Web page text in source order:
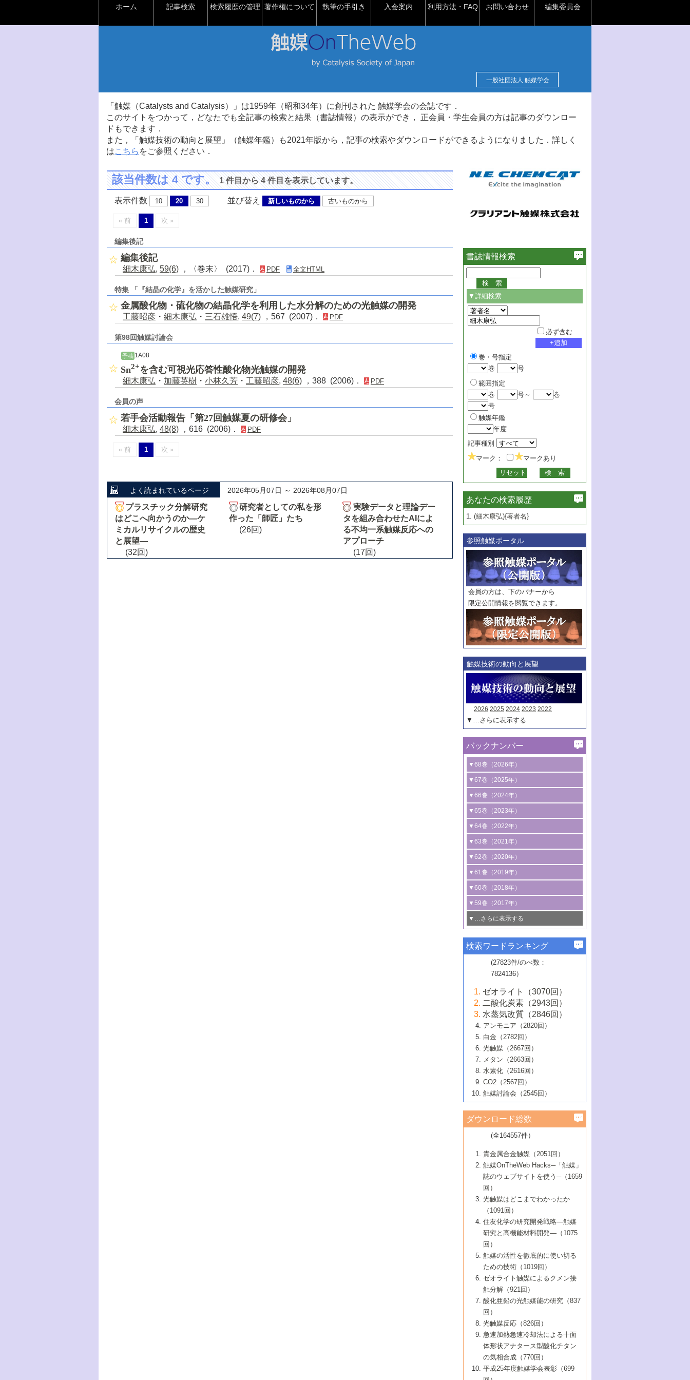
ホーム 記事検索 検索履歴の管理 著作権について 執筆の手引き 入会案内 利用方法・FAQ お問い合わせ 編集委員会
一般社団法人 触媒学会
「触媒（Catalysts and Catalysis）」は1959年（昭和34年）に創刊された 触媒学会の会誌です．
このサイトをつかって，どなたでも全記事の検索と結果（書誌情報）の表示ができ， 正会員・学生会員の方は記事のダウンロー
ドもできます．
また，「触媒技術の動向と展望」（触媒年鑑）も2021年版から，記事の検索やダウンロードができるようになりました．詳しく
はこちら をご参照ください．
該当件数は 4 です。1 件目から 4 件目を表示しています。
表示件数 10 20 30 並び替え 新しいものから 古いものから
« 前 1 次 »
編集後記
編集後記
細木康弘, 59(6) ，〈巻末〉 (2017)． PDF 全文HTML
特集 「『結晶の化学』を活かした触媒研究」
金属酸化物・硫化物の結晶化学を利用した水分解のための光触媒の開発
工藤昭彦 ・ 細木康弘 ・ 三石雄悟, 49(7) ，567 (2007)． PDF
第98回触媒討論会
予稿1A08
Sn2+を含む可視光応答性酸化物光触媒の開発
細木康弘 ・ 加藤英樹 ・ 小林久芳 ・ 工藤昭彦, 48(6) ，388 (2006)． PDF
会員の声
若手会活動報告「第27回触媒夏の研修会」
細木康弘, 48(8) ，616 (2006)． PDF
« 前 1 次 »
よく読まれているページ 2026年05月07日 ～ 2026年08月07日
プラスチック分解研究
はどこへ向かうのか―ケ
ミカルリサイクルの歴史
と展望―
(32回)
研究者としての私を形
作った「師匠」たち
(26回)
実験データと理論デー
タを組み合わせたAIによ
る不均一系触媒反応への
アプローチ
(17回)
書誌情報検索
▼詳細検索
必ず含む
巻・号指定
巻
号
範囲指定
巻
号～
巻
号
触媒年鑑
年度
記事種別
マーク：
マークあり
あなたの検索履歴
1. (細木康弘){著者名}
参照触媒ポータル
会員の方は、下のバナーから
限定公開情報を閲覧できます。
触媒技術の動向と展望
2026 2025 2024 2023 2022
▼…さらに表示する
バックナンバー
▼68巻（2026年）
1号 過酸化水素合成に関する研究動向
2号 コンピューター技術により加速する
触媒開発
3号 有機分子変換やCO 資源化のための
光触媒に関する最近の研究
B号 第137回触媒討論会（2026年）
▼67巻（2025年）
1号 CO
水素化によるグリーン燃料/グリ
ーンケミカル製造
2号 水素製造のための水分解技術に関す
る最近の研究
3号 オレフィン系樹脂の精密合成に関す
る最新技術
4号 アルコール類の効率的変換を実現す
る非貴金属触媒の研究動向
5号 ゼオライトの合成と応用における研
究動向
6号 ヘテロ接合界面
B号 第135回触媒討論会（2025年）
▼66巻（2024年）
1号 低次元ナノ構造を有する触媒材料
2号 規制反応場を活用した固体触媒研究
の新展開
3号 未踏分子変換を目指した酸化触媒プ
ロセスの最前線
4号 シンクロトロン放射光および中性子
線を利用した触媒解析技術の最先端
5号 単原子触媒
6号 参照触媒委員会からのお知らせ
B号 第133回触媒討論会（2023年）
▼65巻（2023年）
1号 炭素が関わる触媒機能
2号 プラスチックケミカルリサイクルの
ための触媒技術
3号 非酸化物系金属化合物を基盤とした
触媒材料の開発
4号 格子酸素・格子酸素欠陥を利用した
触媒反応
5号 生体触媒によるエネルギー変換反応
6号 窒素とリンの循環のための触媒・機
能性材料
▼64巻（2022年）
1号 合成ガス製造とCOを用いるケミカル
ズ合成の最新動向
2号 化学品合成のための合金触媒開発
3号 CO の排出削減および有効活用のた
めの触媒技術
4号 若手による情報発信企画～とびたて
若き触媒の研究者たち～（1）
若き触媒の研究者たち～（2）
6号 石油のノーブル・ユースを志向した
触媒技術
大学：オンライン・対面開催）
▼63巻（2021年）
1号 金触媒の新展開
2号 ペロブスカイト
3号 特殊反応場を利用した触媒的分子変
換反応
4号 多孔質材料を用いた触媒の新展開
5号 情報学的手法を用いた触媒開発
6号 カーボンニュートラルに向けた電解
技術
B号 第127回触媒討論会（2021年・オン
ライン開催(Zoom)のみ）
▼62巻（2020年）
1号 触媒設計を拓く欠陥構造のキャラク
タリゼーション
2号 機能化学品製造に資するクリーンな
触媒的酸化反応
3号 水処理のための触媒化学
4号 光触媒を用いた水分解の最新の研究
動向
5号 次世代の触媒プロセスを支えるマイ
6号 メタン転換技術の最新動向
B号 第125回触媒討論会（2020年・工学
院大学）
▼61巻（2019年）
1号 物質移動制御に着目した触媒プロセ
ス開発
2号 CO2 フリー水素サプライチェーンに
関わる触媒開発動向
3号 精密高分子合成に関する最近の研究
動向
4号 バイオマス化成品製造のための触媒
5号 固体触媒による含窒素有機化合物変
換の最前線
6号 貴金属使用量低減に向けた自動車排
ガス浄化触媒の開発
B号 第123回触媒討論会（2019年・大阪
▼60巻（2018年）
1号 固体酸触媒の最新の研究動向
2号 二酸化炭素からの有用化学品合成
3号 ナノ粒子・クラスター触媒の最前線
4号 60周年記念企画
5号 進化するゼオライト合成技術
6号 非貴金属系触媒における電気化学的
B号 第121回触媒討論会（2018年・東京
大学）
▼59巻（2017年）
1号 いたるところに，触媒
最先端技術
3号 無機分離膜材料の開発と触媒反応プ
ロセスへの適用
5号 水素のふるまいを解き明かす最先端
研究
6号 低級アルカンの有効利用のための触
媒技術
B号 第119回触媒討論会（2017年・首都
大学東京）
▼…さらに表示する
1号 ユニークな構造の高分子を生み出す触
2号 リグニンからの化成品製造に向けた触
媒技術
3号 触媒研究の最先端～とびたて若き研究
者たち～（1）
4号 触媒研究の最先端～とびたて若き研究
者たち～（2）
5号 触媒研究の最先端～とびたて若き研究
者たち～（3）
6号 イオニクス材料と燃料電池・電解合成
の最新の研究動向
B号 第117回触媒討論会（2016年・大阪府
立大学）
▼57巻（2015年）
1号 水素キャリアにかかわる触媒技術の新
2号 石油精製用触媒の最近の進展
3号 固体酸化物形燃料電池（SOFC）におけ
るアノード触媒上での燃料直接改質技術
4号 コアシェル構造の制御による触媒機能
5号 工業触媒およびその周辺技術の最近の
進歩
6号 ナノシート
B号 第115回触媒討論会（2015年・成蹊大
▼56巻（2014年）
2号 光触媒反応機構に関する最新の研究動
向
開発動向
4号 人工光合成に向けた近年のアプローチ
5号 未利用熱エネルギーの有効活用に貢献
する触媒技術
6号 ポリオキソメタレート
B号 第113回触媒討論会（2014年・ロワジ
ールホテル豊橋）
1号 高耐久性燃料電池システム用触媒にお
ける新展開
2号 リビングラジカル重合の最近の動向
3号 天然ガスの化学工業的展開に関する触
媒技術
4号 貴金属触媒の精密構造制御とその活用
5号 バイオマス化成品製造のための固体触
6号 ナノ空間─吸着状態解析から新機能開拓
B号 第111回触媒討論会（2013年・関西大
▼54巻（2012年）
1号 規則性多孔体の利用技術における最近
の進歩
2号 第109回触媒討論会
3号 貴金属低減技術の最新動向
4号 貴金属代替技術の最新動向
5号 光触媒による物質変換反応の新展開
6号 グラフェン
7号 水素を利用する化成品合成の新潮流
▼53巻（2011年）
1号 金属学から見る合金触媒の新展開
2号 第107回触媒討論会
3号 触媒のその場観察法の進歩（１）
4号 触媒のその場観察法の進歩（２）
5号 不活性結合の触媒的活性化による有機
合成
6号 新しい固体酸触媒技術
7号 ゼオライト合成における最近の進歩
▼52巻（2010年）
1号 触媒の劣化対策と長寿命触媒開発
2号 第105回触媒討論会
3号 ナノ構造が拓く新機能
4号 活性サイトおよびその環境の精密な設
計による触媒の高機能化
5号 触媒を有効に使うための技術
7号 有機分子触媒による精密有機合成
8号 高機能化ポリオレフィンに向けた重合
触媒の最近の進展
1号 炭素材料－熱い注目を集める材料－
2号 第103回触媒討論会
3号 環境浄化用光触媒の現状と課題
4号 水素社会の実現に向けた水素製造・貯
蔵技術の進歩
5号 CO2が関わる触媒・材料
7号 持続可能社会実現のための触媒および
触媒関連技術
▼50巻（2008年）
1号 触媒化学と学会のこの10年，半世紀，
そして未来
2号 第101回触媒討論会
4号 錯体を利用したユニークな表面構造の
構築と機能
5号 若手会員による触媒研究の未来展望1：
企業編
6号 第102回触媒討論会
7号 触媒・化学反応における計算化学の進
8号 若手研究者による触媒研究の未来展望
2：大学・研究所編
▼49巻（2007年）
1号 含フッ素化合物の合成と触媒
2号 第99回触媒討論会
3号 実用的ファインケミカル合成プロセス
を実現する触媒
5号 こんな物質，あんな物質―新たな触媒
の可能性―
7号 『結晶の化学』を活かした触媒研究
8号 イオン液体の応用
▼48巻（2006年）
1号 固体酸触媒の最近の進歩
2号 第97回触媒討論会
3号 リビング重合触媒の最近の展開
5号 水素製造・貯蔵のための触媒技術の新
しい展開
6号 第98回触媒討論会
7号 基礎化学品製造の触媒技術
8号 多機能型リアクター
1号 最近の触媒担体とその効果
2号 第95回触媒討論会
4号 水分解用光触媒材料
5号 時間分解分光の進歩と応用
6号 第96回触媒討論会
8号 超臨界流体を用いた化学プロセスの新
▼46巻（2004年）
1号 部分酸化反応触媒の最前線
2号 第93回触媒討論会
3号 特殊エネルギー場の触媒反応
4号 生体内における金属の触媒作用
5号 ファインケミカルズの展開に寄与する
6号 第94回触媒討論会
7号 サブナノレベルでみた新しい表面現象
8号 オレフィン重合触媒の新たな展
▼45巻（2003年）
1号 なぜこの触媒が良いのか？
2号 第91回触媒討論会
3号 最近の自動車排ガス処理技術
4号 触媒研究の現状と将来─第90回触媒討論
5号 基礎化学品製造の触媒技術
6号 第92回触媒討論会
7号 基礎化学品製造の触媒技術
8号 資源の循環と触媒技術
▼44巻（2002年）
1号 高次制御された触媒の化学
2号 第89回触媒討論会
3号 触媒を利用した電気化学の新展開
4号 ナノ材料の調製と機能化
5号 こんな触媒が欲しい
6号 第90回触媒討論会
7号 触媒研究と学術雑誌/情報
8号 若い世代からみた触媒化学の現状と未
▼43巻（2001年）
1号 グリーンケミストリーと触媒
2号 第87回触媒討論会特集号
3号 生体触媒とバイオプロセス
4号 水素製造・利用の触媒化学
5号 触媒研究における新しい切り口：コン
ビナトリアルケミストリー
6号 第88回触媒討論会特集号
7号 企業における触媒研究のブレークスル
8号 この材料を触媒として使ってみません
▼42巻（2000年）
1号 触媒反応工学の明日を拓く
2号 第85回触媒討論会
3号 反応ダイナミクス
5号 触媒のおもしろさをどのように伝える
6号 第86回触媒討論会
7号 水素化精製触媒の新しい展開
8号 新しい反応性と機能性を目指した金属
クラスタ-化学
▼41巻（1999年）
1号 孔、穴、あな?-特異な空間とその利用-
2号 第83回触媒討論会
3号 均一系触媒反応最前線
4号 実用炭素材料の新展開
5号 研究の方法論を考える
7号 機能性金属材料と触媒
8号 触媒研究へのNMRの応用と展望
▼40巻（1998年）
進展と21世紀への提言/創立40周年記念・触
媒学会この10年の歩みとこれから/創立40周
2号 第81回触媒討論会
3号 計算機触媒化学へのさそい
4号 触媒劣化の制御と予測
5号 最新の実用プロセスと触媒
6号 第82回触媒討論会
7号 ナノ構造体の化学
8号 あの反応は今
1号 均一系と不均一系触媒反応-その特徴と
接点
2号 第79回触媒討論会
3号 最新NO除去触媒の実用化研究
4号 新しい反応場を目指した触媒調製
5号 反応・分離技術の新しい展開
6号 第80回触媒討論会
8号 AFMでみる世界
▼38巻（1996年）
1号 触媒の構造と触媒作用/C1化学を中心と
する21世紀への触媒
3号 オリンピックメダル:金・銀・銅はどん
な触媒作用を示すか
4号 触媒作用における機能の複合化
5号 未来を拓け！若手研究者
6号 第78回触媒討論会
7号 ダイナミックな領域への触媒研究の展
開/C1化学を中心とする21世紀への触媒
▼37巻（1995年）
1号 ファインケミカルズと固体触媒
2号 第75回触媒討論会
3号 希土類を利用した触媒
4号 触媒とリサイクル
5号 エネルギー変換触媒
6号 第76回触媒討論会
7号 表面吸着相の新しい展開
8号 マイクロポーラス・クリスタル触媒の
▼36巻（1994年）
1号 電気化学と触媒
2号 第73回触媒討論会
3号 C4化学の展開
4号 《通常号》
5号 《通常号》
6号 第74回触媒討論会
▼35巻（1993年）
1号 工業触媒開発マニュアル―探索から工
業化まで
2号 第71回触媒討論会
3号 研究開発のうらおもて―着想と展開
4号 触媒劣化と寿命の予測
5号 環境に優しい触媒
▼34巻（1992年）
1号 インパクトを与えたこの研究
2号 第69回触媒討論会
3号 ケミカルズ合成触媒―新しい展開と応
▼33巻（1991年）
1号 触媒プロセス開発マニュアル―探索か
ら工業化まで，知っておきたいこと PartII
2号 第67回触媒討論会
▼32巻（1990年）
1号 21世紀に向けて触媒研究の飛躍をめざ
す―触媒化学の裾野を広げよう
2号 第65回触媒討論会
▼31巻（1989年）
1号 情報科学と反応設計・材料設計
▼30巻（1988年）
検索ワードランキング
(27823件/のべ数：
7824136）
ゼオライト（3070回）
二酸化炭素（2943回）
水蒸気改質（2846回）
アンモニア（2820回）
白金（2782回）
光触媒（2667回）
メタン（2663回）
水素化（2616回）
CO2（2567回）
触媒討論会（2545回）
ダウンロード総数
(全164557件）
貴金属合金触媒（2051回）
触媒OnTheWeb Hacks─「触媒」
誌のウェブサイトを使う─（1659
回）
光触媒はどこまでわかったか
（1091回）
住友化学の研究開発戦略―触媒
研究と高機能材料開発―（1075
回）
触媒の活性を徹底的に使い切る
ための技術（1019回）
ゼオライト触媒によるクメン接
触分解（921回）
酸化亜鉛の光触媒能の研究（837
回）
光触媒反応（826回）
急速加熱急速冷却法による十面
体形状アナタース型酸化チタン
の気相合成（770回）
平成25年度触媒学会表彰（699